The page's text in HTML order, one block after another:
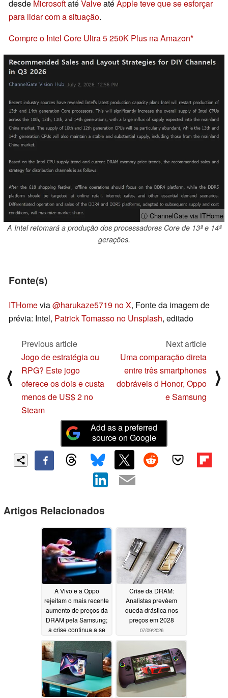
desde MicrosoftatéValveatéApple teve que se esforçar
para lidar com a situação.
Compre o Intel Core Ultra 5 250K Plus na Amazon
ⓘ ChannelGate via ITHome
A Intel retomará a produção dos processadores Core de 13ª e 14ª
gerações.
Fonte(s)
ITHomevia@harukaze5719 no X, Fonte da imagem de
prévia: Intel, Patrick Tomasso no Unsplash, editado
⟨
Previous article
Jogo de estratégia ou
RPG? Este jogo
oferece os dois e custa
menos de US$ 2 no
Steam
Next article
Uma comparação direta
entre três smartphones
dobráveis d Honor, Oppo
e Samsung
⟩
Add as a preferred
source on Google
Artigos Relacionados
A Vivo e a Oppo
rejeitam o mais recente
aumento de preços da
DRAM pela Samsung;
a crise continua a se
agravar07/22/2026
Crise da DRAM:
Analistas prevêem
queda drástica nos
preços em 2028
07/09/2026